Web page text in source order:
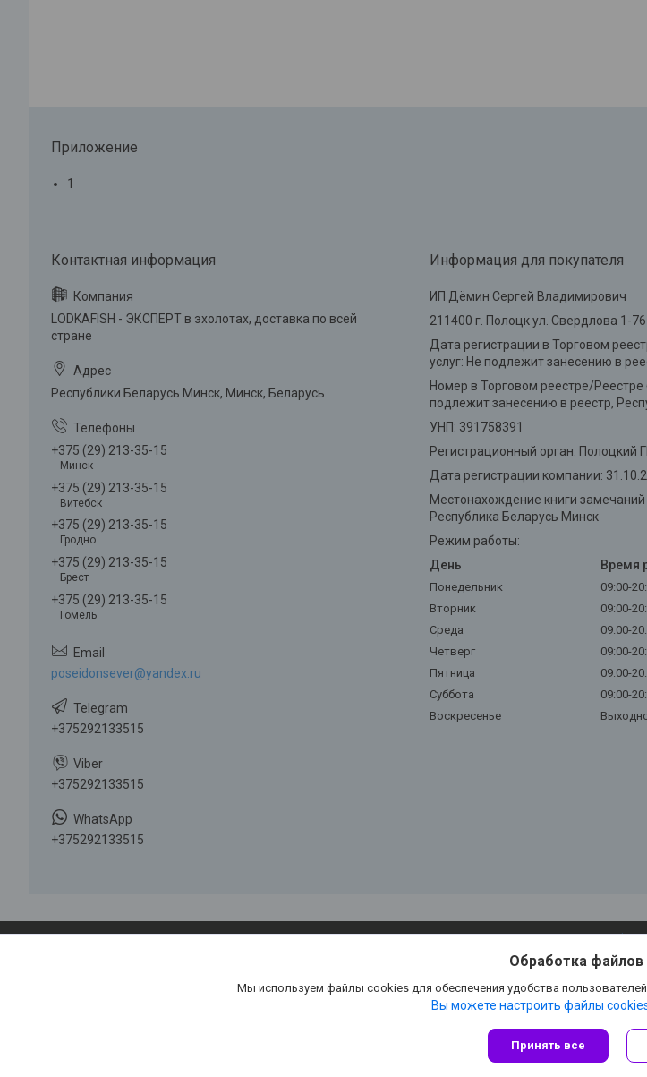
Приложение
1
LODKAFISH - ЭКСПЕРТ в эхолотах, доставка по всей
стране
Республики Беларусь Минск, Минск, Беларусь
+375 (29) 213-35-15
Минск
+375 (29) 213-35-15
Витебск
+375 (29) 213-35-15
Гродно
+375 (29) 213-35-15
Брест
+375 (29) 213-35-15
Гомель
poseidonsever@yandex.ru
+375292133515
+375292133515
+375292133515
Информация для покупателя
ИП Дёмин Сергей Владимирович
211400 г. Полоцк ул. Свердлова 1-76
Дата регистрации в Торговом
услуг: Не подлежит занесению в
Номер в Торговом реестре/Реестре
подлежит занесению в реестр,
УНП: 391758391
Регистрационный орган: Полоцкий
Дата регистрации компании:
Местонахождение книги
Республика Беларусь Минск
Режим работы:
День
Время
Понедельник
09:00-
Вторник
09:00-
Среда
09:00-
Четверг
09:00-
Пятница
09:00-
Суббота
09:00-
Воскресенье
Сайт создан на
Политика обработки
Обработка
Мы используем файлы cookies для обеспечения удобства
Вы можете настроить файлы
Принять все
LODKAFISH - ЭКСПЕРТ в эхолотах, доставка по всей
Select Language